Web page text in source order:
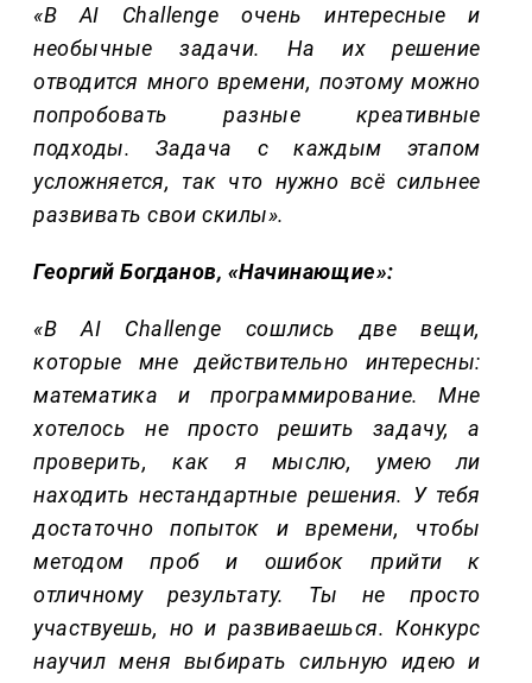
«В AI Challenge очень интересные и
необычные задачи. На их решение
отводится много времени, поэтому можно
попробовать разные креативные
подходы. Задача с каждым этапом
усложняется, так что нужно всё сильнее
развивать свои скилы».
Георгий Богданов, «Начинающие»:
«В AI Challenge сошлись две вещи,
которые мне действительно интересны:
математика и программирование. Мне
хотелось не просто решить задачу, а
проверить, как я мыслю, умею ли
находить нестандартные решения. У тебя
достаточно попыток и времени, чтобы
методом проб и ошибок прийти к
отличному результату. Ты не просто
участвуешь, но и развиваешься. Конкурс
научил меня выбирать сильную идею и